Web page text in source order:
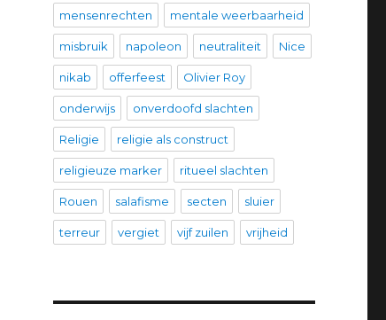
mensenrechten mentale weerbaarheid
misbruik napoleon neutraliteit Nice
nikab offerfeest Olivier Roy
onderwijs onverdoofd slachten
Religie religie als construct
religieuze marker ritueel slachten
Rouen salafisme secten sluier
terreur vergiet vijf zuilen vrijheid